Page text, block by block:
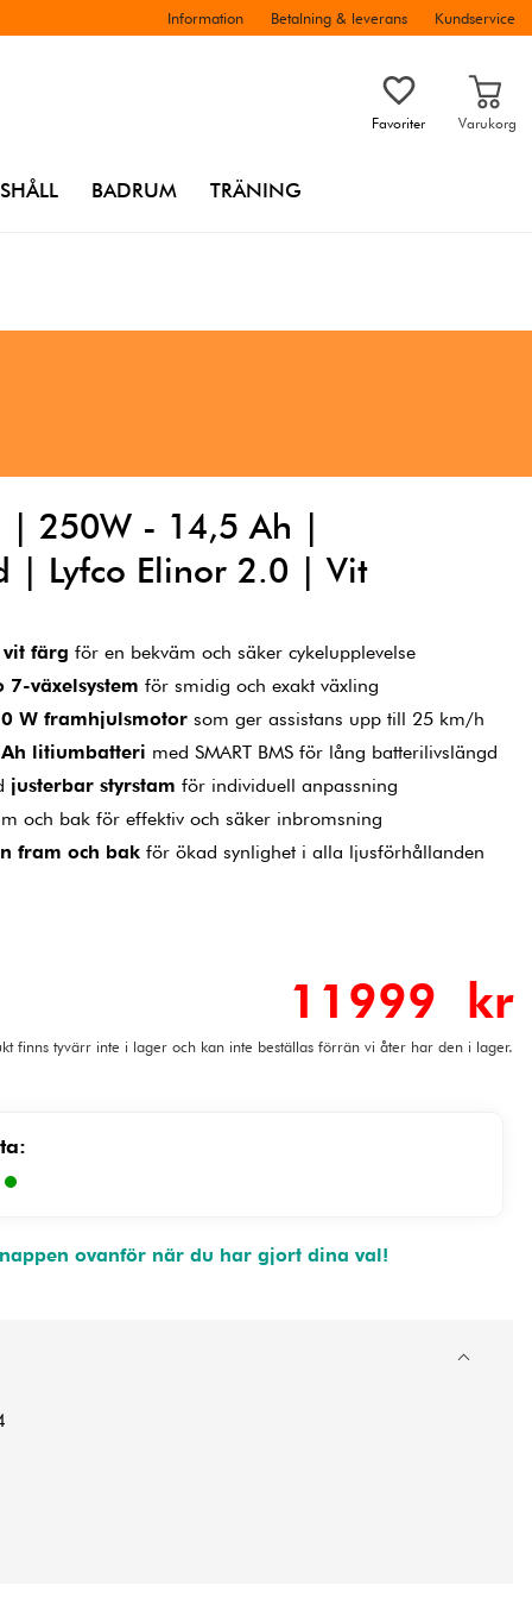
Information Betalning & leverans Kundservice
Favoriter Varukorg
BADRUM TRÄNING
| 250W - 14,5 Ah |
| Lyfco Elinor 2.0 | Vit
vit färg för en bekväm och säker cykelupplevelse
7-växelsystem för smidig och exakt växling
W framhjulsmotorsom ger assistans upp till 25 km/h
litiumbatteri med SMART BMS för lång batterilivslängd
justerbar styrstam för individuell anpassning
och bak för effektiv och säker inbromsning
fram och bakför ökad synlighet i alla ljusförhållanden
11999 kr
finns tyvärr inte i lager och kan inte beställas förrän vi åter har den i lager.
ovanför när du har gjort dina val!